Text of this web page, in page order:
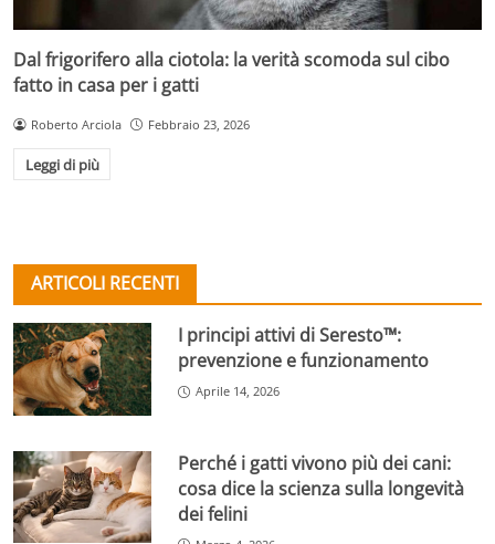
Dal frigorifero alla ciotola: la verità scomoda sul cibo
fatto in casa per i gatti
Roberto Arciola Febbraio 23, 2026
Leggi di più
ARTICOLI RECENTI
I principi attivi di Seresto™:
prevenzione e funzionamento
Aprile 14, 2026
Perché i gatti vivono più dei cani:
cosa dice la scienza sulla longevità
dei felini